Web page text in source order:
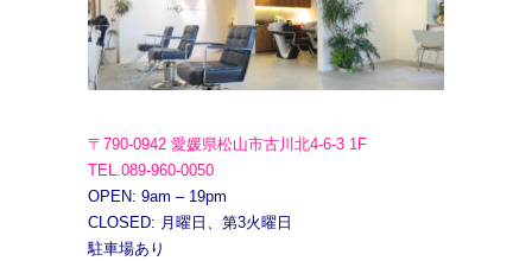
〒790-0942 愛媛県松山市古川北4-6-3 1F
TEL.089-960-0050
OPEN: 9am – 19pm
CLOSED: 月曜日、第3火曜日
駐車場あり